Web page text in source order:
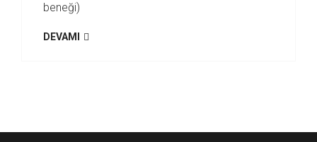
beneği)
DEVAMI